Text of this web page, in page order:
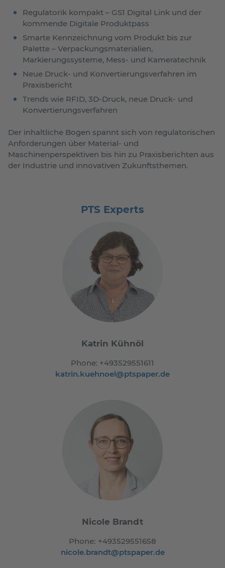
Regulatorik kompakt – GS1 Digital Link und der
kommende Digitale Produktpass
Smarte Kennzeichnung vom Produkt bis zur
Palette – Verpackungsmaterialien,
Markierungssysteme, Mess- und Kameratechnik
Neue Druck- und Konvertierungsverfahren im
Praxisbericht
Trends wie RFID, 3D-Druck, neue Druck- und
Konvertierungsverfahren
Der inhaltliche Bogen spannt sich von regulatorischen
Anforderungen über Material- und
Maschinenperspektiven bis hin zu Praxisberichten aus
der Industrie und innovativen Zukunftsthemen.
PTS Experts
Katrin Kühnöl
Phone: +493529551611
katrin.kuehnoel@ptspaper.de
Nicole Brandt
Phone: +493529551658
nicole.brandt@ptspaper.de